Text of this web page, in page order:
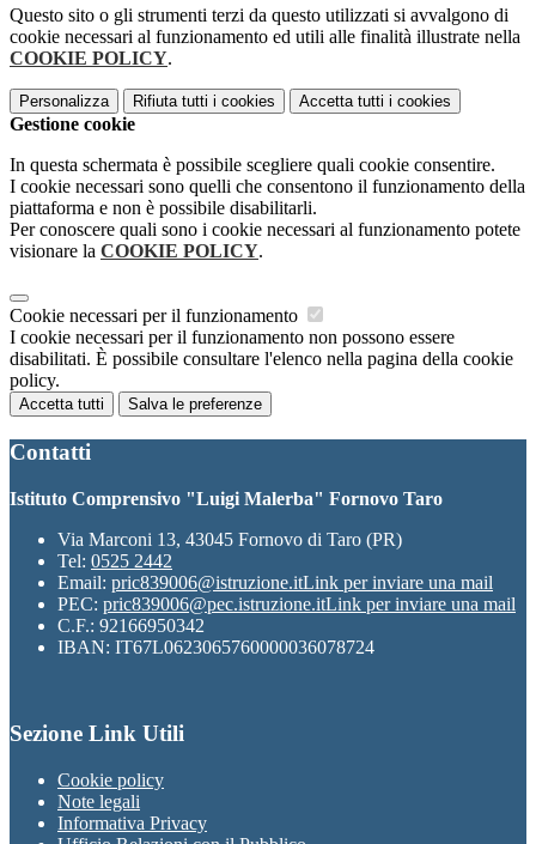
Questo sito o gli strumenti terzi da questo utilizzati si avvalgono di
cookie necessari al funzionamento ed utili alle finalità illustrate nella
COOKIE POLICY.
Personalizza Rifiuta tutti i cookies Accetta tutti i cookies
Gestione cookie
In questa schermata è possibile scegliere quali cookie consentire.
I cookie necessari sono quelli che consentono il funzionamento della
piattaforma e non è possibile disabilitarli.
Per conoscere quali sono i cookie necessari al funzionamento potete
visionare la COOKIE POLICY.
Cookie necessari per il funzionamento
I cookie necessari per il funzionamento non possono essere
disabilitati. È possibile consultare l'elenco nella pagina della cookie
policy.
Accetta tutti Salva le preferenze
Contatti
Istituto Comprensivo "Luigi Malerba" Fornovo Taro
Via Marconi 13, 43045 Fornovo di Taro (PR)
Tel: 0525 2442
Email: pric839006@istruzione.itLink per inviare una mail
PEC: pric839006@pec.istruzione.itLink per inviare una mail
C.F.: 92166950342
IBAN: IT67L0623065760000036078724
Sezione Link Utili
Cookie policy
Note legali
Informativa Privacy